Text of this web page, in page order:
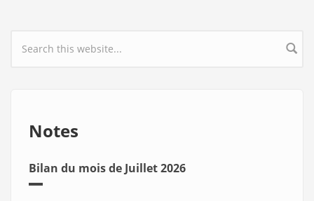
Search form
Notes
Bilan du mois de Juillet 2026